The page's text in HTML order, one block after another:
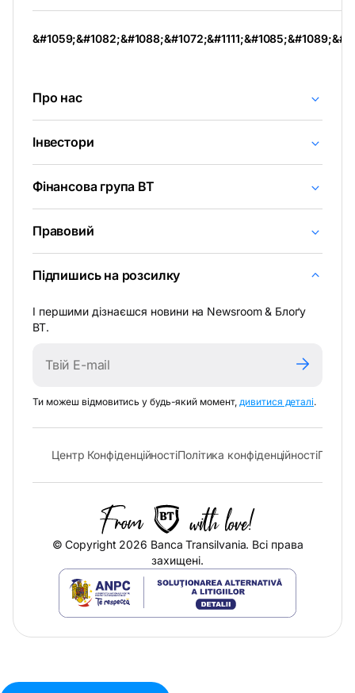
вкладці
Про нас
Інвестори
Фінансова група BT
Правовий
Підпишись на розсилку
І першими дізнаєшся новини на Newsroom & Блоґу
BT.
Ти можеш відмовитись у будь-який момент,дивитися деталі-
в
вкладці
.
Центр Конфіденційності- відкривається в новій вкладці
Політика конфіденційності-
© Copyright 2026 Banca Transilvania. Всі права
захищені.
відкривається